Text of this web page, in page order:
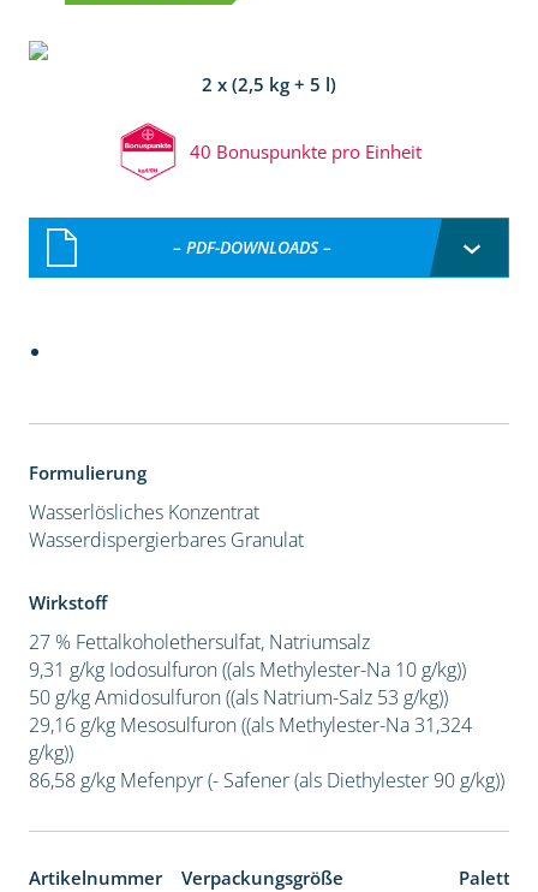
2 x (2,5 kg + 5 l)
40 Bonuspunkte pro Einheit
– PDF-DOWNLOADS –
Formulierung
Wasserlösliches Konzentrat
Wasserdispergierbares Granulat
Wirkstoff
27 % Fettalkoholethersulfat, Natriumsalz
9,31 g/kg Iodosulfuron ((als Methylester-Na 10 g/kg))
50 g/kg Amidosulfuron ((als Natrium-Salz 53 g/kg))
29,16 g/kg Mesosulfuron ((als Methylester-Na 31,324
g/kg))
86,58 g/kg Mefenpyr (- Safener (als Diethylester 90 g/kg))
Artikelnummer Verpackungsgröße